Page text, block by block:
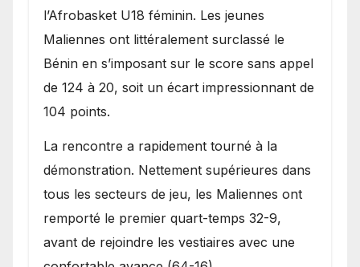
l’Afrobasket U18 féminin. Les jeunes
Maliennes ont littéralement surclassé le
Bénin en s’imposant sur le score sans appel
de 124 à 20, soit un écart impressionnant de
104 points.
La rencontre a rapidement tourné à la
démonstration. Nettement supérieures dans
tous les secteurs de jeu, les Maliennes ont
remporté le premier quart-temps 32-9,
avant de rejoindre les vestiaires avec une